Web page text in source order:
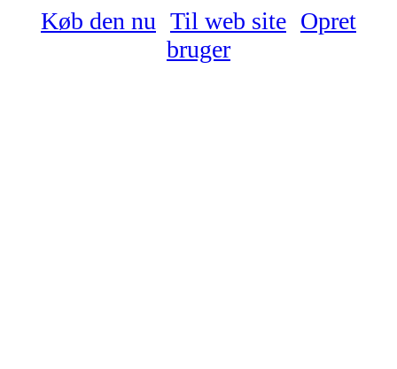
Køb den nu Til web site Opret
bruger